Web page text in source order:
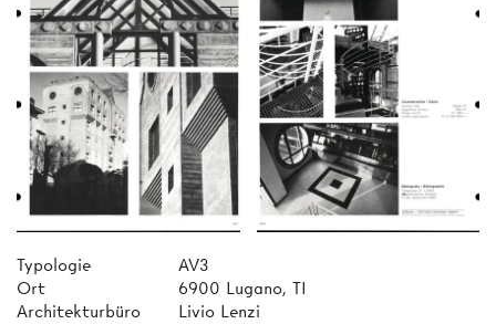
Typologie
AV3
Ort
6900 Lugano, TI
Architekturbüro
Livio Lenzi